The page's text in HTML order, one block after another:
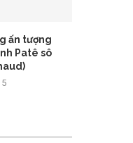
ấn tượng
Patê sô